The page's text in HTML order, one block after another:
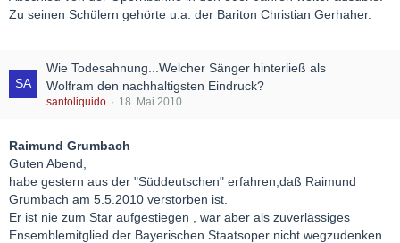
Zu seinen Schülern gehörte u.a. der Bariton Christian Gerhaher.
Wie Todesahnung...Welcher Sänger hinterließ als
Wolfram den nachhaltigsten Eindruck?
santoliquido 18. Mai 2010
Raimund Grumbach
Guten Abend,
habe gestern aus der "Süddeutschen" erfahren,daß Raimund
Grumbach am 5.5.2010 verstorben ist.
Er ist nie zum Star aufgestiegen , war aber als zuverlässiges
Ensemblemitglied der Bayerischen Staatsoper nicht wegzudenken.